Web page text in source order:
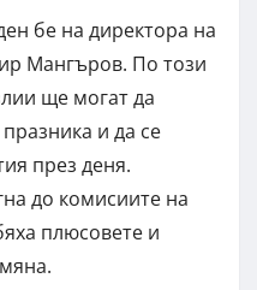
бе на директора на
Мангъров. По този
ще могат да
и да се
през деня.
до комисиите на
плюсовете и